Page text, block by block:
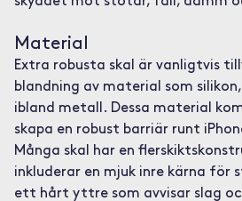
Material
Extra robusta skal är vanligtvis
blandning av material som
ibland metall. Dessa material
skapa en robust barriär runt
Många skal har en
inkluderar en mjuk inre kärna för
ett hårt yttre som avvisar slag